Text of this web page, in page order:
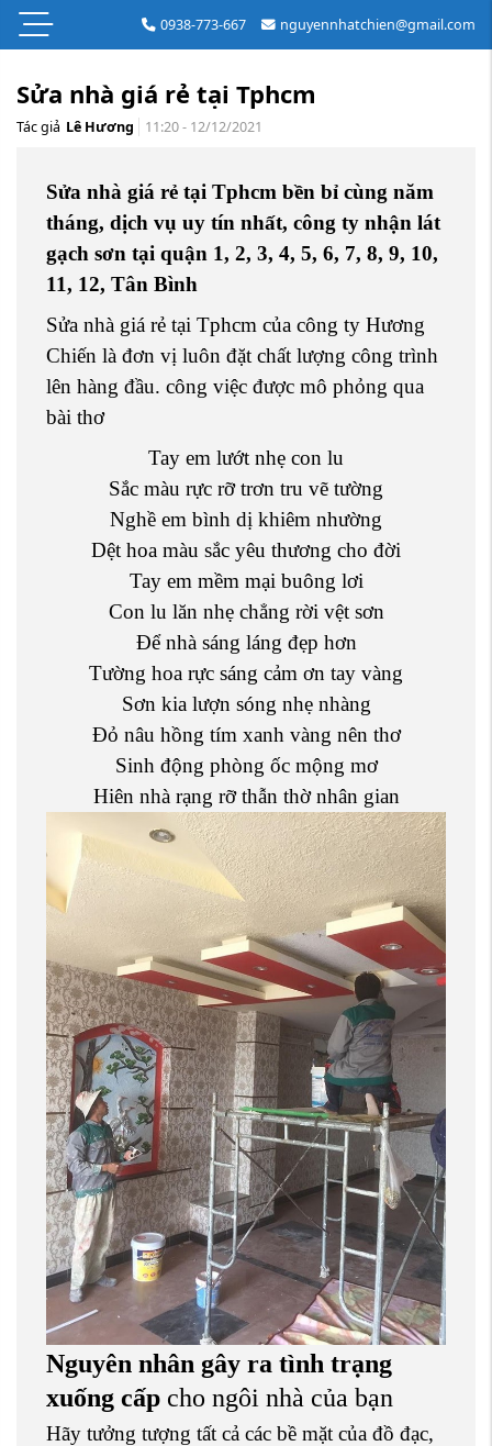
0938-773-667 nguyennhatchien@gmail.com
Sửa nhà giá rẻ tại Tphcm
Tác giả Lê Hương 11:20 - 12/12/2021
Sửa nhà giá rẻ tại Tphcm bền bỉ cùng năm
tháng, dịch vụ uy tín nhất, công ty nhận lát
gạch sơn tại quận 1, 2, 3, 4, 5, 6, 7, 8, 9, 10,
11, 12, Tân Bình
Sửa nhà giá rẻ tại Tphcm của công ty Hương
Chiến là đơn vị luôn đặt chất lượng công trình
lên hàng đầu. công việc được mô phỏng qua
bài thơ
Tay em lướt nhẹ con lu
Sắc màu rực rỡ trơn tru vẽ tường
Nghề em bình dị khiêm nhường
Dệt hoa màu sắc yêu thương cho đời
Tay em mềm mại buông lơi
Con lu lăn nhẹ chẳng rời vệt sơn
Để nhà sáng láng đẹp hơn
Tường hoa rực sáng cảm ơn tay vàng
Sơn kia lượn sóng nhẹ nhàng
Đỏ nâu hồng tím xanh vàng nên thơ
Sinh động phòng ốc mộng mơ
Hiên nhà rạng rỡ thẫn thờ nhân gian
Nguyên nhân gây ra tình trạng
xuống cấp cho ngôi nhà của bạn
Hãy tưởng tượng tất cả các bề mặt của đồ đạc,